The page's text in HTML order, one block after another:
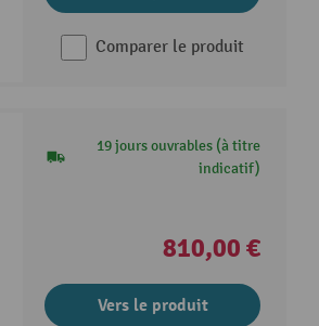
Comparer le produit
19 jours ouvrables (à titre
indicatif)
810,00 €
Vers le produit